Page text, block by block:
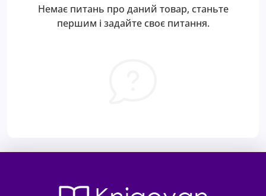
Немає питань про даний товар, станьте
першим і задайте своє питання.